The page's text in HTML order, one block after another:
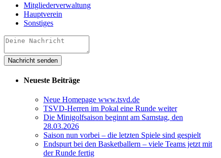
Mitgliederverwaltung
Hauptverein
Sonstiges
Neueste Beiträge
Neue Homepage www.tsvd.de
TSVD-Herren im Pokal eine Runde weiter
Die Minigolfsaison beginnt am Samstag, den
28.03.2026
Saison nun vorbei – die letzten Spiele sind gespielt
Endspurt bei den Basketballern – viele Teams jetzt mit
der Runde fertig